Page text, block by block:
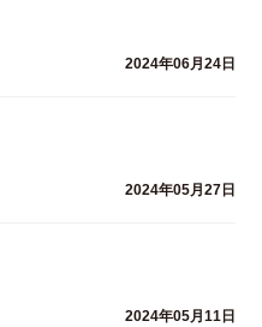
2024年06月24日
2024年05月27日
2024年05月11日